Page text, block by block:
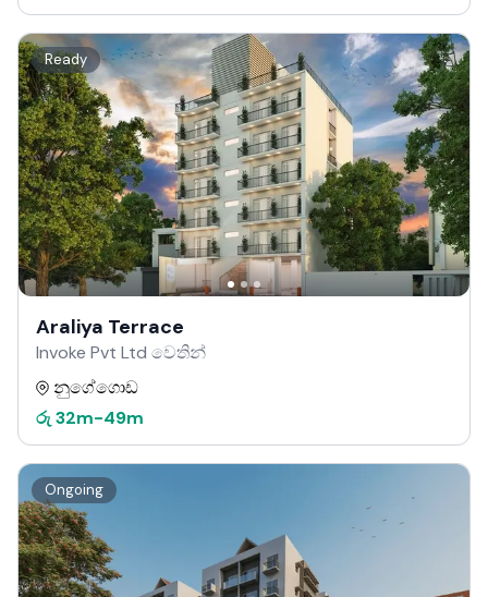
Ready
Araliya Terrace
Invoke Pvt Ltd වෙතින්
නුගේගොඩ
රු 32m-49m
Ongoing